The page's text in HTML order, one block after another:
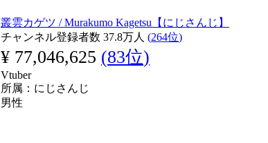
叢雲カゲツ / Murakumo Kagetsu【にじさんじ】
チャンネル登録者数 37.8万人 (264位)
¥ 77,046,625 (83位)
Vtuber
所属：にじさんじ
男性